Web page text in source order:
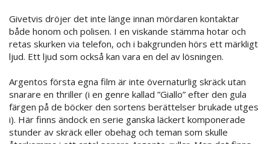
Givetvis dröjer det inte länge innan mördaren kontaktar
både honom och polisen. I en viskande stämma hotar och
retas skurken via telefon, och i bakgrunden hörs ett märkligt
ljud. Ett ljud som också kan vara en del av lösningen.
Argentos första egna film är inte övernaturlig skräck utan
snarare en thriller (i en genre kallad ”Giallo” efter den gula
färgen på de böcker den sortens berättelser brukade utges
i). Här finns ändock en serie ganska läckert komponerade
stunder av skräck eller obehag och teman som skulle